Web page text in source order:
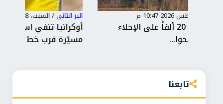
البر التاني /السبت، 8 أغسطس 2026 10:44 م
أوكرانيا تنفي استهداف بلغاريا بعد انفجار
مسيّرة قرب خط غاز
تابعنا